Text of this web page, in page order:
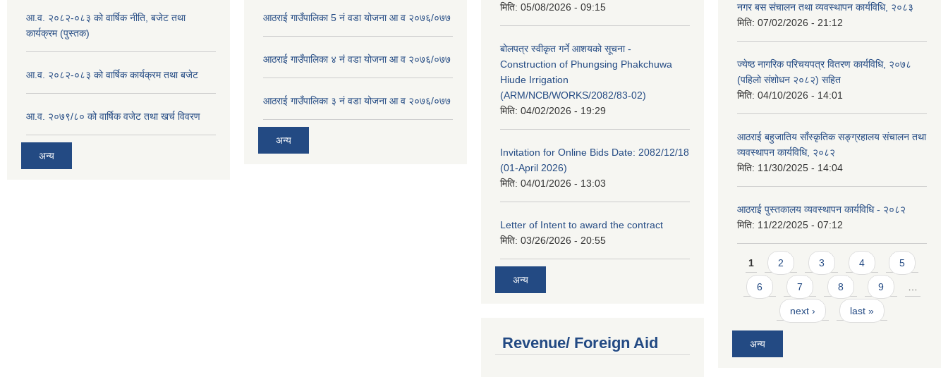
आ.व. २०८२-०८३ को वार्षिक नीति, बजेट तथा
कार्यक्रम (पुस्तक)
आ.व. २०८२-०८३ को वार्षिक कार्यक्रम तथा बजेट
आ.व. २०७९/८० को वार्षिक वजेट तथा खर्च विवरण
अन्य
आठराई गाउँपालिका 5 नं वडा योजना आ व २०७६/०७७
आठराई गाउँपालिका ४ नं वडा योजना आ व २०७६/०७७
आठराई गाउँपालिका ३ नं वडा योजना आ व २०७६/०७७
अन्य
मिति: 05/08/2026 - 09:15
बोलपत्र स्वीकृत गर्ने आशयको सूचना -
Construction of Phungsing Phakchuwa
Hiude Irrigation
(ARM/NCB/WORKS/2082/83-02)
मिति: 04/02/2026 - 19:29
Invitation for Online Bids Date: 2082/12/18
(01-April 2026)
मिति: 04/01/2026 - 13:03
Letter of Intent to award the contract
मिति: 03/26/2026 - 20:55
अन्य
Revenue/ Foreign Aid
नगर बस संचालन तथा व्यवस्थापन कार्यविधि, २०८३
मिति: 07/02/2026 - 21:12
ज्येष्ठ नागरिक परिचयपत्र वितरण कार्यविधि, २०७८
(पहिलो संशोधन २०८२) सहित
मिति: 04/10/2026 - 14:01
आठराई बहुजातिय साँस्कृतिक सङ्ग्रहालय संचालन तथा
व्यवस्थापन कार्यविधि, २०८२
मिति: 11/30/2025 - 14:04
आठराई पुस्तकालय व्यवस्थापन कार्यविधि - २०८२
मिति: 11/22/2025 - 07:12
Pages
1 2 3 4 5
6 7 8 9 …
next › last »
अन्य